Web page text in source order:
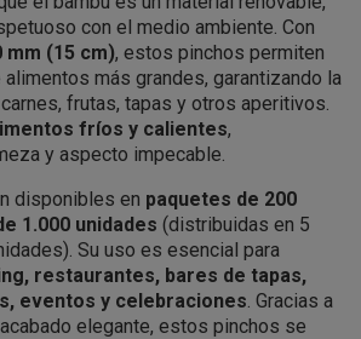
con el medio ambiente. Con
mm (15 cm), estos pinchos permiten
más grandes, garantizando la
frutas, tapas y otros aperitivos.
fríos y calientes,
y aspecto impecable.
disponibles en paquetes de 200
1.000 unidades (distribuidas en 5
Su uso es esencial para
restaurantes, bares de tapas,
eventos y celebraciones. Gracias a
elegante, estos pinchos se